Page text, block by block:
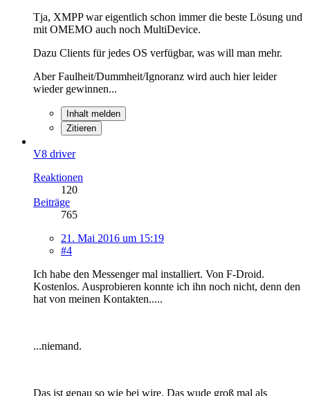
Tja, XMPP war eigentlich schon immer die beste Lösung und
mit OMEMO auch noch MultiDevice.
Dazu Clients für jedes OS verfügbar, was will man mehr.
Aber Faulheit/Dummheit/Ignoranz wird auch hier leider
wieder gewinnen...
Inhalt melden
Zitieren
V8 driver
Reaktionen
120
Beiträge
765
21. Mai 2016 um 15:19
#4
Ich habe den Messenger mal installiert. Von F-Droid.
Kostenlos. Ausprobieren konnte ich ihn noch nicht, denn den
hat von meinen Kontakten.....
...niemand.
Das ist genau so wie bei wire. Das wude groß mal als